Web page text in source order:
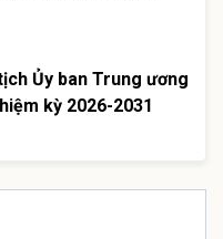
Ủy ban Trung ương
kỳ 2026-2031